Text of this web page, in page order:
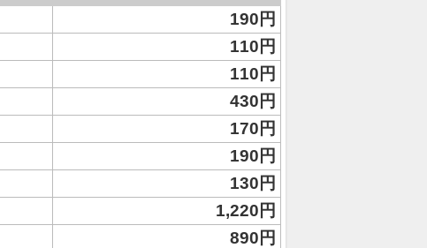
190円
110円
110円
430円
170円
190円
130円
1,220円
890円